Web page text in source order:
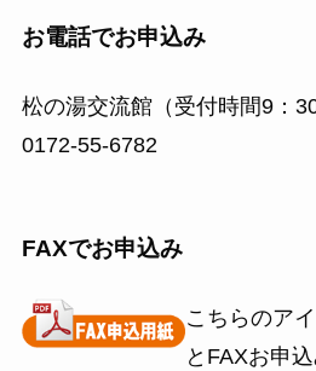
お電話でお申込み
松の湯交流館（受付時間9
0172-55-6782
FAXでお申込み
こちらのア
とFAXお申